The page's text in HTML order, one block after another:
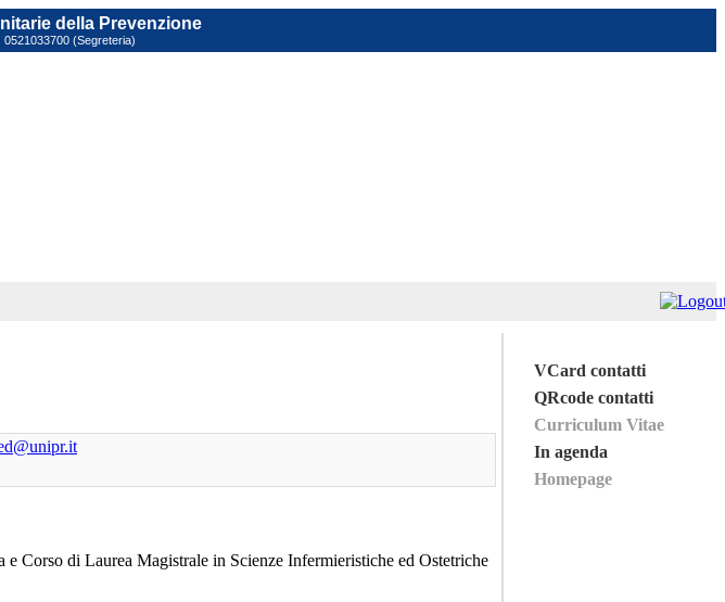
della Prevenzione
0521033700 (Segreteria)
e Corso di Laurea Magistrale in Scienze Infermieristiche ed Ostetriche
VCard contatti
QRcode contatti
Curriculum Vitae
In agenda
Homepage